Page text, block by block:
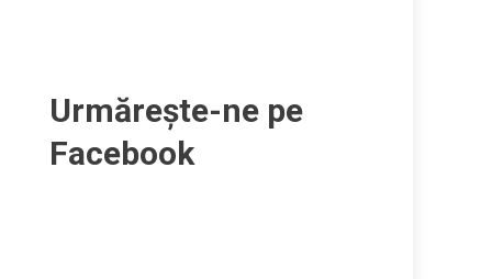
Urmărește-ne pe
Facebook